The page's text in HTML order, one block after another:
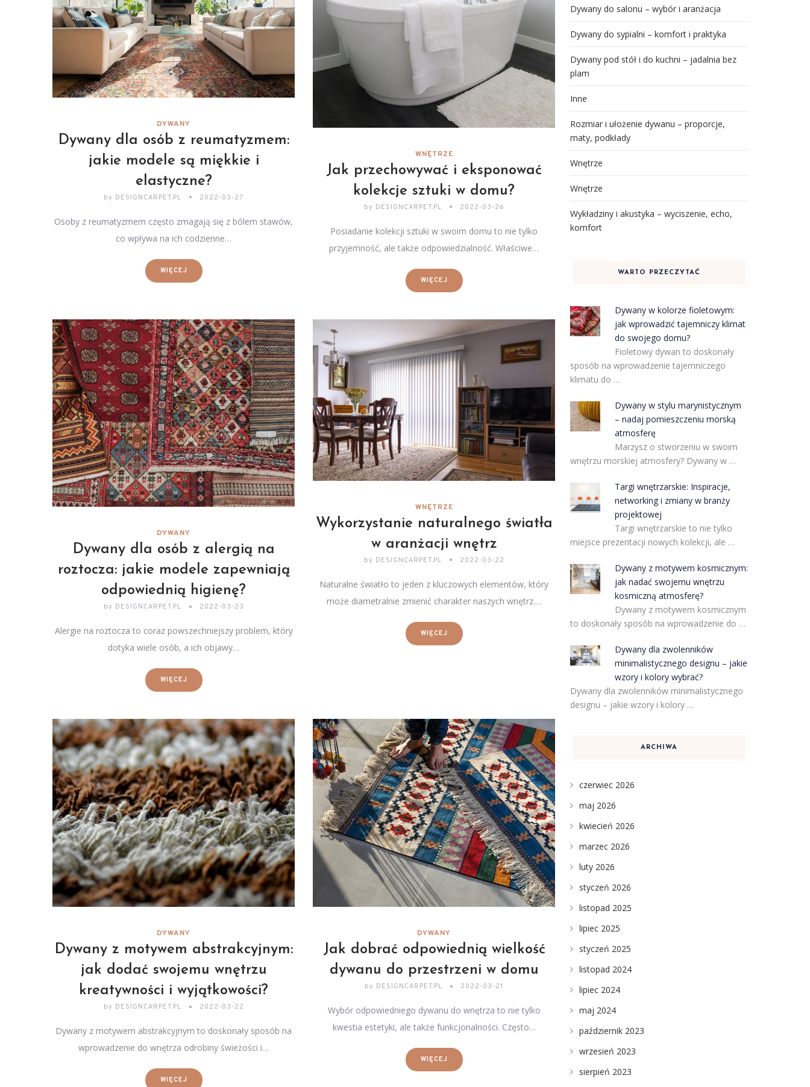
DYWANY
Dywany dla osób z reumatyzmem:
jakie modele są miękkie i
elastyczne?
by DESIGNCARPET.PL 2022-03-27
Osoby z reumatyzmem często zmagają się z bólem stawów,
co wpływa na ich codzienne…
WIĘCEJ
WNĘTRZE
Jak przechowywać i eksponować
kolekcje sztuki w domu?
by DESIGNCARPET.PL 2022-03-26
Posiadanie kolekcji sztuki w swoim domu to nie tylko
przyjemność, ale także odpowiedzialność. Właściwe…
WIĘCEJ
DYWANY
Dywany dla osób z alergią na
roztocza: jakie modele zapewniają
odpowiednią higienę?
by DESIGNCARPET.PL 2022-03-23
Alergie na roztocza to coraz powszechniejszy problem, który
dotyka wiele osób, a ich objawy…
WIĘCEJ
WNĘTRZE
Wykorzystanie naturalnego światła
w aranżacji wnętrz
by DESIGNCARPET.PL 2022-03-22
Naturalne światło to jeden z kluczowych elementów, który
może diametralnie zmienić charakter naszych wnętrz.…
WIĘCEJ
DYWANY
Dywany z motywem abstrakcyjnym:
jak dodać swojemu wnętrzu
kreatywności i wyjątkowości?
by DESIGNCARPET.PL 2022-03-22
Dywany z motywem abstrakcyjnym to doskonały sposób na
wprowadzenie do wnętrza odrobiny świeżości i…
WIĘCEJ
DYWANY
Jak dobrać odpowiednią wielkość
dywanu do przestrzeni w domu
by DESIGNCARPET.PL 2022-03-21
Wybór odpowiedniego dywanu do wnętrza to nie tylko
kwestia estetyki, ale także funkcjonalności. Często…
WIĘCEJ
Dywany do salonu – wybór i aranżacja
Dywany do sypialni – komfort i praktyka
Dywany pod stół i do kuchni – jadalnia bez
plam
Inne
Rozmiar i ułożenie dywanu – proporcje,
maty, podkłady
Wnętrze
Wnętrze
Wykładziny i akustyka – wyciszenie, echo,
komfort
WARTO PRZECZYTAĆ
Dywany w kolorze fioletowym:
jak wprowadzić tajemniczy klimat
do swojego domu?
Fioletowy dywan to doskonały
sposób na wprowadzenie tajemniczego
klimatu do …
Dywany w stylu marynistycznym
– nadaj pomieszczeniu morską
atmosferę
Marzysz o stworzeniu w swoim
wnętrzu morskiej atmosfery? Dywany w …
Targi wnętrzarskie: Inspiracje,
networking i zmiany w branży
projektowej
Targi wnętrzarskie to nie tylko
miejsce prezentacji nowych kolekcji, ale …
Dywany z motywem kosmicznym:
jak nadać swojemu wnętrzu
kosmiczną atmosferę?
Dywany z motywem kosmicznym
to doskonały sposób na wprowadzenie do …
Dywany dla zwolenników
minimalistycznego designu – jakie
wzory i kolory wybrać?
Dywany dla zwolenników minimalistycznego
designu – jakie wzory i kolory …
ARCHIWA
czerwiec 2026
maj 2026
kwiecień 2026
marzec 2026
luty 2026
styczeń 2026
listopad 2025
lipiec 2025
styczeń 2025
listopad 2024
lipiec 2024
maj 2024
październik 2023
wrzesień 2023
sierpień 2023